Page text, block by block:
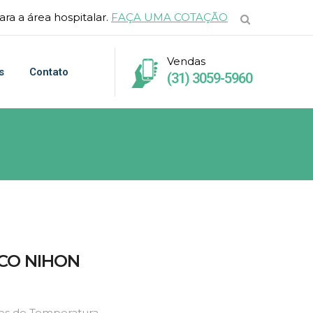
a área hospitalar. FAÇA UMA COTAÇÃO
Contato
Vendas
(31) 3059-5960
NIHON